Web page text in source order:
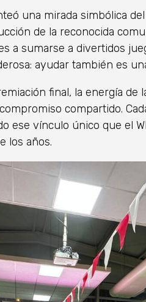
una mirada simbólica
de la reconocida
a sumarse a divertidos
ayudar también es
final, la energía de
compartido.
ese vínculo único que el
los años.